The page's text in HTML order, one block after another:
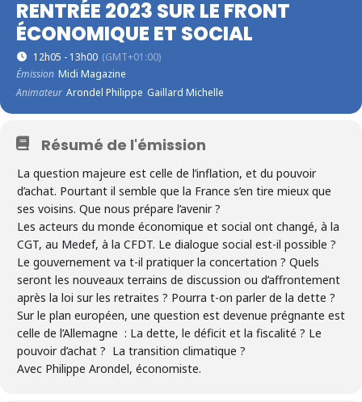
RENTRÉE 2023 SUR LE FRONT
ÉCONOMIQUE ET SOCIAL
12h05 - 13h00 (GMT+01:00)
Émission Midi Magazine
Animateur Arondel Philippe Gaillard Michelle
Résumé de l'émission
La question majeure est celle de l’inflation, et du pouvoir
d’achat. Pourtant il semble que la France s’en tire mieux que
ses voisins. Que nous prépare l’avenir ?
Les acteurs du monde économique et social ont changé, à la
CGT, au Medef, à la CFDT. Le dialogue social est-il possible ?
Le gouvernement va t-il pratiquer la concertation ? Quels
seront les nouveaux terrains de discussion ou d’affrontement
après la loi sur les retraites ? Pourra t-on parler de la dette ?
Sur le plan européen, une question est devenue prégnante est
celle de l’Allemagne : La dette, le déficit et la fiscalité ? Le
pouvoir d’achat ? La transition climatique ?
Avec Philippe Arondel, économiste.